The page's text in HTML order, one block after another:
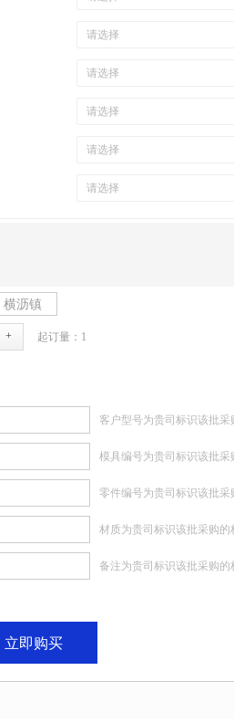
横沥镇
+ 起订量： 1
客户型号为贵司标识该批采
模具编号为贵司标识该批采
零件编号为贵司标识该批采
材质为贵司标识该批采购的
备注为贵司标识该批采购的
立即购买